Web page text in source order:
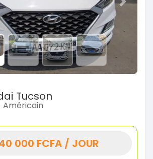
Next
Tucson
Américain
000 FCFA / JOUR